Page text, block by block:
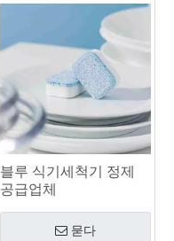
블루 식기세척기 정제
공급업체
묻다